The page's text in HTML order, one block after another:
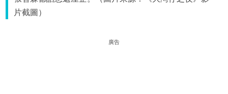
片截圖）
廣告